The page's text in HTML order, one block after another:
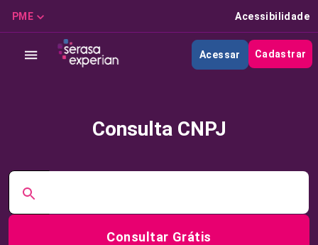
PME Acessibilidade
Acessar Cadastrar
Consulta CNPJ
Consultar Grátis